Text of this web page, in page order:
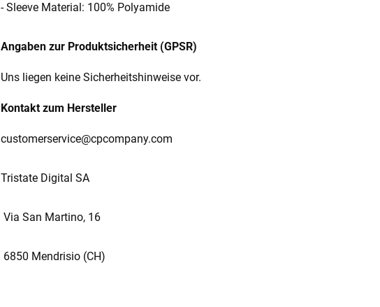
- Sleeve Material: 100% Polyamide
Angaben zur Produktsicherheit (GPSR)
Uns liegen keine Sicherheitshinweise vor.
Kontakt zum Hersteller
customerservice@cpcompany.com
Tristate Digital SA
Via San Martino, 16
6850 Mendrisio (CH)